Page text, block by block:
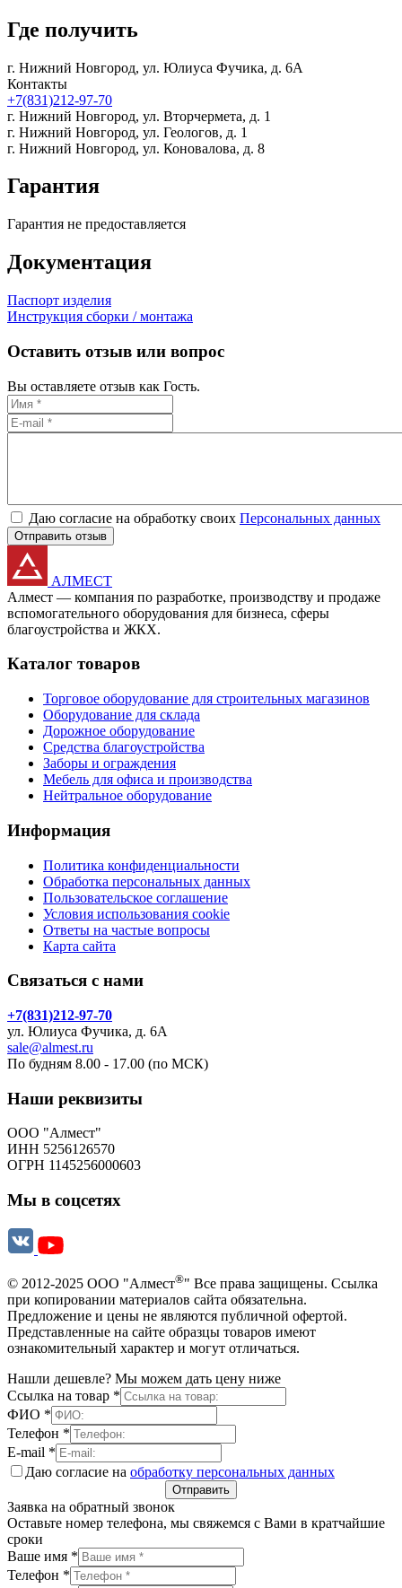
Где получить
г. Нижний Новгород, ул. Юлиуса Фучика, д. 6А
Контакты
+7(831)212-97-70
г. Нижний Новгород, ул. Вторчермета, д. 1
г. Нижний Новгород, ул. Геологов, д. 1
г. Нижний Новгород, ул. Коновалова, д. 8
Гарантия
Гарантия не предоставляется
Документация
Паспорт изделия
Инструкция сборки / монтажа
Оставить отзыв или вопрос
Вы оставляете отзыв как Гость.
Даю согласие на обработку своих Персональных данных
Отправить отзыв
АЛМЕСТ
Алмест — компания по разработке, производству и продаже
вспомогательного оборудования для бизнеса, сферы
благоустройства и ЖКХ.
Каталог товаров
Торговое оборудование для строительных магазинов
Оборудование для склада
Дорожное оборудование
Средства благоустройства
Заборы и ограждения
Мебель для офиса и производства
Нейтральное оборудование
Информация
Политика конфиденциальности
Обработка персональных данных
Пользовательское соглашение
Условия использования cookie
Ответы на частые вопросы
Карта сайта
Связаться с нами
+7(831)212-97-70
ул. Юлиуса Фучика, д. 6А
sale@almest.ru
По будням 8.00 - 17.00 (по МСК)
Наши реквизиты
ООО "Алмест"
ИНН 5256126570
ОГРН 1145256000603
Мы в соцсетях
© 2012-2025 ООО "Алмест®" Все права защищены. Ссылка
при копировании материалов сайта обязательна.
Предложение и цены не являются публичной офертой.
Представленные на сайте образцы товаров имеют
ознакомительный характер и могут отличаться.
Нашли дешевле? Мы можем дать цену ниже
Ссылка на товар *
ФИО *
Телефон *
E-mail *
Даю согласие на обработку персональных данных
Отправить
Заявка на обратный звонок
Оставьте номер телефона, мы свяжемся с Вами в кратчайшие
сроки
Ваше имя *
Телефон *